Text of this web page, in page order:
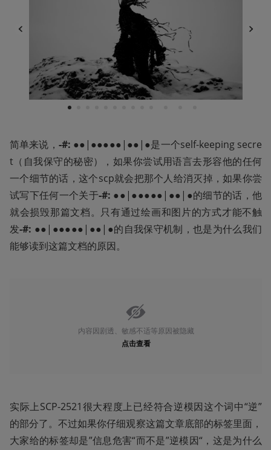
1
简单来说， -#: ●●|●●●●●|●●|●是一个self-keeping secre
t（自我保守的秘密），如果你尝试用语言去形容他的任何
一个细节的话，这个scp就会把那个人给消灭掉，如果你尝
试写下任何一个关于-#: ●●|●●●●●|●●|●的细节的话，他
就会损毁那篇文档。只有通过绘画和图片的方式才能不触
发-#: ●●|●●●●●|●●|●的自我保守机制，也是为什么我们
能够读到这篇文档的原因。
内容因剧透、敏感不适等原因被隐藏
点击查看
实际上SCP-2521很大程度上已经符合逆模因这个词中“逆”
的部分了。不过如果你仔细观察这篇文章底部的标签里面，
大家给的标签却是”信息危害“而不是”逆模因“，这是为什么